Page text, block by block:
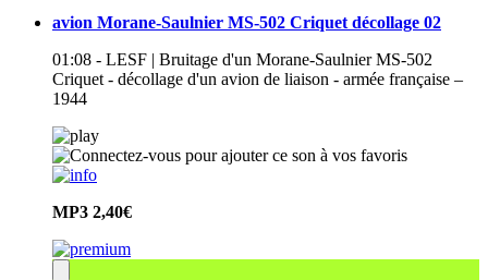
avion Morane-Saulnier MS-502 Criquet décollage 02
01:08 - LESF | Bruitage d'un Morane-Saulnier MS-502
Criquet - décollage d'un avion de liaison - armée française –
1944
MP3 2,40€